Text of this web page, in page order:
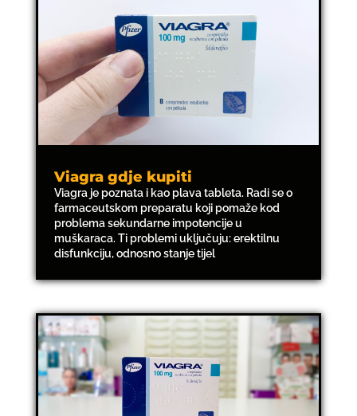
Viagra gdje kupiti
Viagra je poznata i kao plava tableta. Radi se o
farmaceutskom preparatu koji pomaže kod
problema sekundarne impotencije u
muškaraca. Ti problemi uključuju: erektilnu
disfunkciju, odnosno stanje tijel